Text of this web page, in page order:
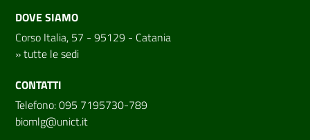
DOVE SIAMO
Corso Italia, 57 - 95129 - Catania
»tutte le sedi
CONTATTI
Telefono: 095 7195730-789
biomlg@unict.it